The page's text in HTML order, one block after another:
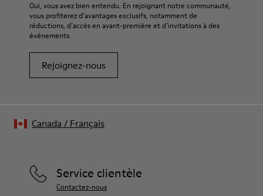
Pour obtenir des instructions détaillées sur l’entretien de
votre paire de chaussures, consultez notreguide d’entretien
Oui, vous avez bien entendu. En rejoignant notre communauté,
vous profiterez d’avantages exclusifs, notamment de
réductions, d’accès en avant-première et d’invitations à des
événements.
Rejoignez-nous
Service clientèle
Contactez-nous
Canada / Français